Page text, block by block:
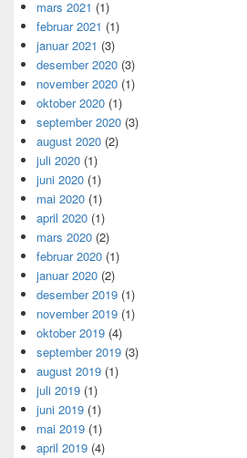
mars 2021 (1)
februar 2021 (1)
januar 2021 (3)
desember 2020 (3)
november 2020 (1)
oktober 2020 (1)
september 2020 (3)
august 2020 (2)
juli 2020 (1)
juni 2020 (1)
mai 2020 (1)
april 2020 (1)
mars 2020 (2)
februar 2020 (1)
januar 2020 (2)
desember 2019 (1)
november 2019 (1)
oktober 2019 (4)
september 2019 (3)
august 2019 (1)
juli 2019 (1)
juni 2019 (1)
mai 2019 (1)
april 2019 (4)